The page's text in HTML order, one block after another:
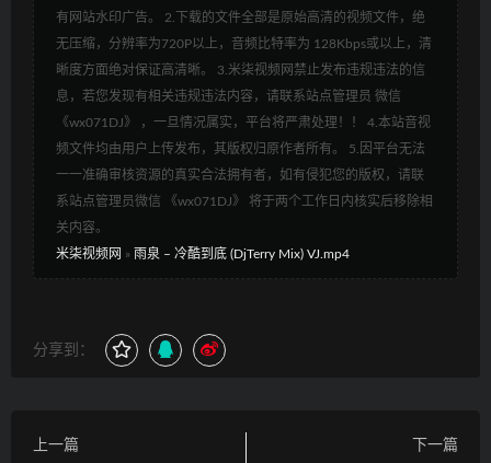
有网站水印广告。 2.下载的文件全部是原始高清的视频文件，绝
无压缩，分辨率为720P以上，音频比特率为 128Kbps或以上，清
晰度方面绝对保证高清晰。 3.米柒视频网禁止发布违规违法的信
息，若您发现有相关违规违法内容，请联系站点管理员 微信
《wx071DJ》 ，一旦情况属实，平台将严肃处理！！ 4.本站音视
频文件均由用户上传发布，其版权归原作者所有。 5.因平台无法
一一准确审核资源的真实合法拥有者，如有侵犯您的版权，请联
系站点管理员微信 《wx071DJ》 将于两个工作日内核实后移除相
关内容。
米柒视频网 » 雨泉 – 冷酷到底 (DjTerry Mix) VJ.mp4
分享到：
上一篇
下一篇